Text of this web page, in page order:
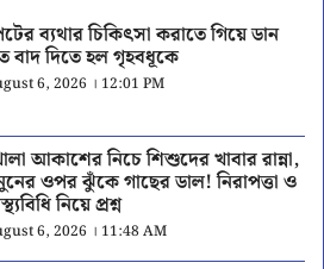
ব্যথার চিকিৎসা করাতে গিয়ে ডান
বাদ দিতে হল গৃহবধূকে
6, 2026 । 12:01 PM
আকাশের নিচে শিশুদের খাবার রান্না,
ওপর ঝুঁকে গাছের ডাল! নিরাপত্তা ও
নিয়ে প্রশ্ন
6, 2026 । 11:48 AM